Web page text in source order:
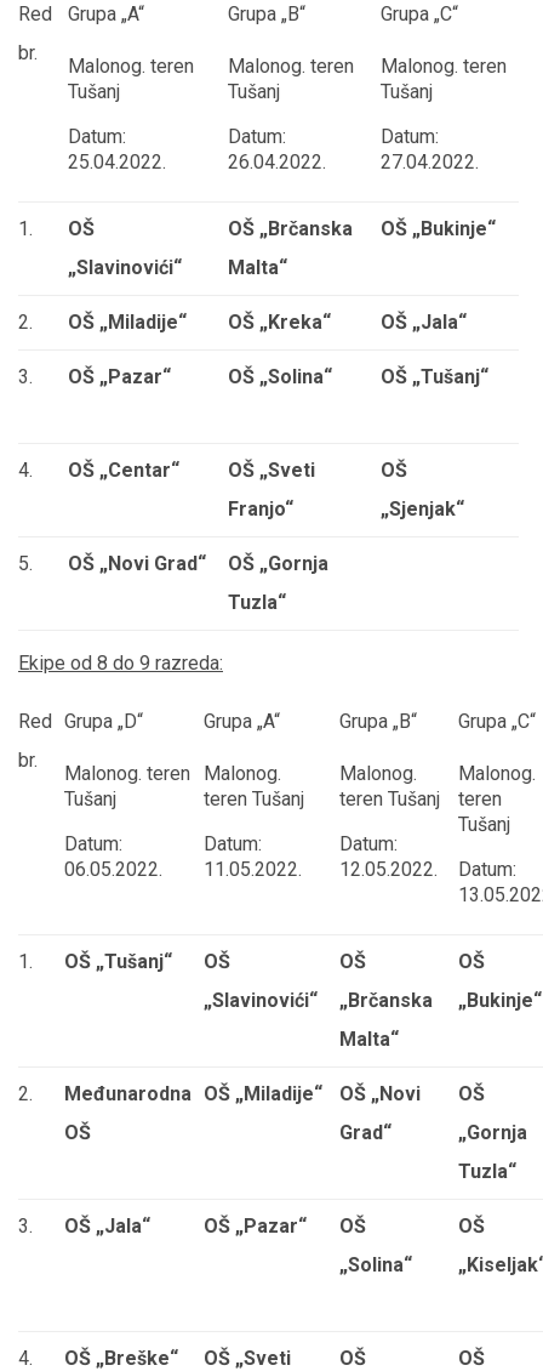
Red
br.
Grupa „A“
Malonog. teren
Tušanj
Datum:
25.04.2022.
Grupa „B“
Malonog. teren
Tušanj
Datum:
26.04.2022.
Grupa „C“
Malonog. teren
Tušanj
Datum:
27.04.2022.
1.
OŠ
„Slavinovići“
OŠ „Brčanska
Malta“
OŠ „Bukinje“
2. OŠ „Miladije“ OŠ „Kreka“ OŠ „Jala“
3. OŠ „Pazar“ OŠ „Solina“ OŠ „Tušanj“
4. OŠ „Centar“
OŠ „Sveti
Franjo“
OŠ
„Sjenjak“
5. OŠ „Novi Grad“
OŠ „Gornja
Tuzla“
Ekipe od 8 do 9 razreda:
Red
br.
Grupa „D“
Malonog. teren
Tušanj
Datum:
06.05.2022.
Grupa „A“
Malonog.
teren Tušanj
Datum:
11.05.2022.
Grupa „B“
Malonog.
teren Tušanj
Datum:
12.05.2022.
Grupa „C“
Malonog.
teren
Tušanj
Datum:
1. OŠ „Tušanj“
OŠ
„Slavinovići“
OŠ
„Brčanska
Malta“
OŠ
„Bukinje“
2.
Međunarodna
OŠ
OŠ „Miladije“
OŠ „Novi
Grad“
OŠ
„Gornja
Tuzla“
3. OŠ „Jala“ OŠ „Pazar“
OŠ
„Solina“
OŠ
4. OŠ „Breške“
OŠ „Sveti
OŠ
OŠ